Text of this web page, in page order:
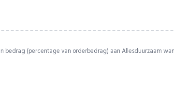
(percentage van orderbedrag) aan Allesduurzaam